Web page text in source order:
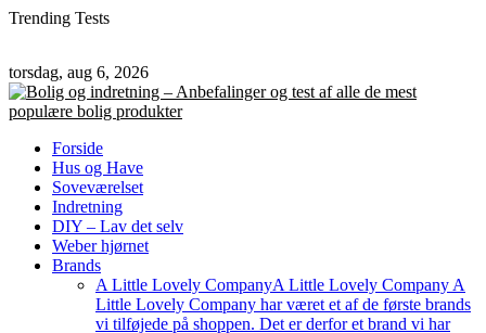
Trending Tests
torsdag, aug 6, 2026
Forside
Hus og Have
Soveværelset
Indretning
DIY – Lav det selv
Weber hjørnet
Brands
A Little Lovely CompanyA Little Lovely Company A
Little Lovely Company har været et af de første brands
vi tilføjede på shoppen. Det er derfor et brand vi har